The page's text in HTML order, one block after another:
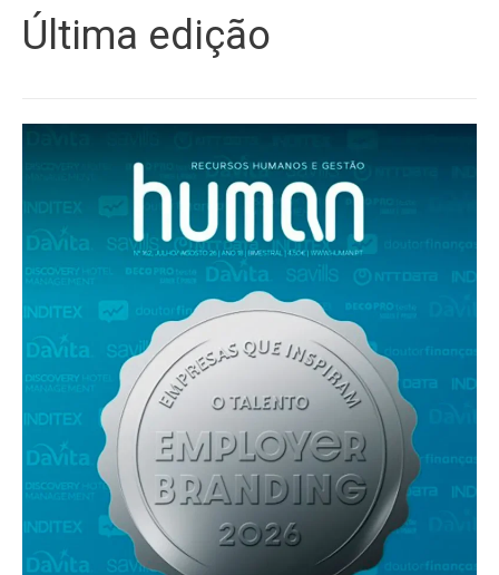
Última edição